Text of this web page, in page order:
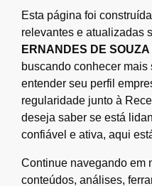
Esta página foi
relevantes e atualizadas
ERNANDES DE
buscando conhecer
entender seu perfil
regularidade junto à
deseja saber se está
confiável e ativa, aqui
Continue navegando em
conteúdos, análises,